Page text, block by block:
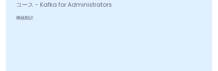
コース - Kafka for Administrators
機械翻訳